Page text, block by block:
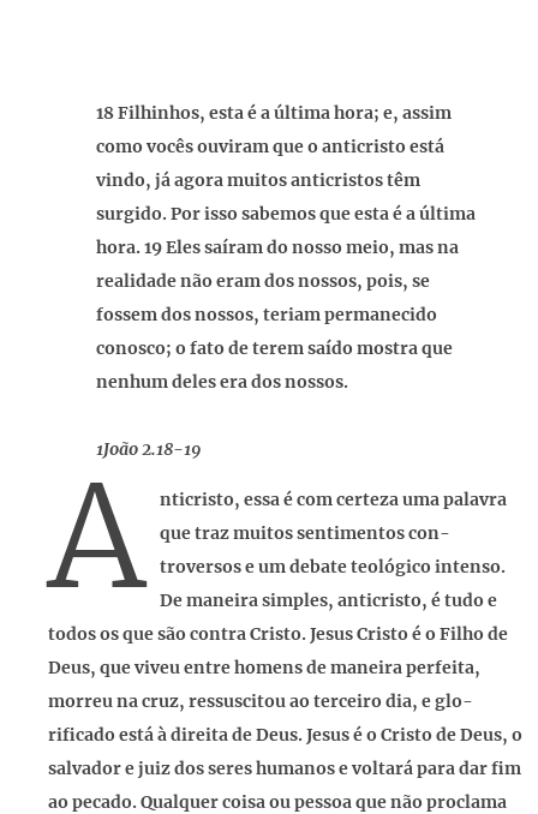
18 Filhinhos, esta é a última hora; e, assim
como vocês ouviram que o anticristo está
vindo, já agora muitos anticristos têm
surgido. Por isso sabemos que esta é a última
hora. 19 Eles saíram do nosso meio, mas na
realidade não eram dos nossos, pois, se
fossem dos nossos, teriam permanecido
conosco; o fato de terem saído mostra que
nenhum deles era dos nossos.
1João 2.18-19
A
nticristo, essa é com certeza uma palavra
que traz muitos sentimentos con-
troversos e um debate teológico intenso.
De maneira simples, anticristo, é tudo e
todos os que são contra Cristo. Jesus Cristo é o Filho de
Deus, que viveu entre homens de maneira perfeita,
morreu na cruz, ressuscitou ao terceiro dia, e glo-
rificado está à direita de Deus. Jesus é o Cristo de Deus, o
salvador e juiz dos seres humanos e voltará para dar fim
ao pecado. Qualquer coisa ou pessoa que não proclama